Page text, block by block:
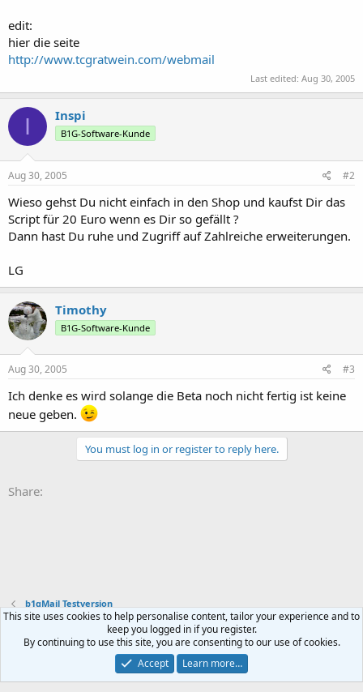
edit:
hier die seite
http://www.tcgratwein.com/webmail
Last edited: Aug 30, 2005
I Inspi
B1G-Software-Kunde
Aug 30, 2005 #2
Wieso gehst Du nicht einfach in den Shop und kaufst Dir das
Script für 20 Euro wenn es Dir so gefällt ?
Dann hast Du ruhe und Zugriff auf Zahlreiche erweiterungen.
LG
Timothy
B1G-Software-Kunde
Aug 30, 2005 #3
Ich denke es wird solange die Beta noch nicht fertig ist keine
neue geben.
You must log in or register to reply here.
Share:
b1gMail Testversion
Contact us Terms and rules Privacy policy Help Home
R
S
Community platform by XenForo® © 2010-2024 XenForo Ltd.
This site uses cookies to help personalise content, tailor your experience and to
keep you logged in if you register.
By continuing to use this site, you are consenting to our use of cookies.
Accept
Learn more…